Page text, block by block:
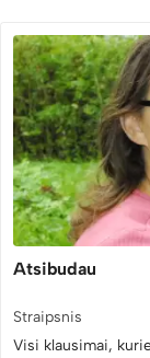
Atsibudau
Straipsnis
Visi klausimai,